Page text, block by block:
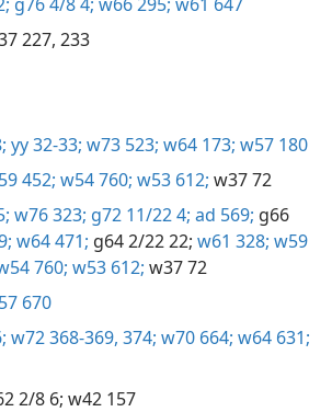
227, 233
yy 32-33; w73 523; w64 173; w57 180
452; w54 760; w53 612; w37 72
w76 323; g72 11/22 4; ad 569; g66
w64 471; g64 2/22 22; w61 328; w59
760; w53 612; w37 72
670
w72 368-369, 374; w70 664; w64 631;
2/8 6; w42 157